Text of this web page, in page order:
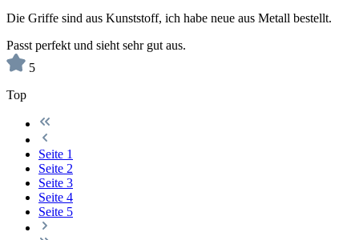
Die Griffe sind aus Kunststoff, ich habe neue aus Metall bestellt.
Passt perfekt und sieht sehr gut aus.
5
Top
Seite 1
Seite 2
Seite 3
Seite 4
Seite 5